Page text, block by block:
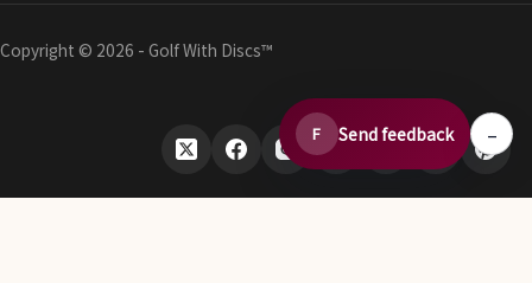
Copyright © 2026 - Golf With Discs™
F Send feedback –